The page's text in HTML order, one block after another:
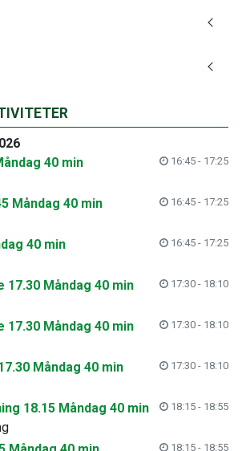
40 min
16:45 - 17:25
Måndag 40 min
16:45 - 17:25
40 min
16:45 - 17:25
17.30 Måndag 40 min
17:30 - 18:10
17.30 Måndag 40 min
17:30 - 18:10
Måndag 40 min
17:30 - 18:10
18.15 Måndag 40 min
18:15 - 18:55
18:15 - 18:55